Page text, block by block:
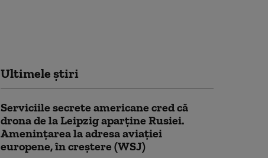
Ultimele știri
Serviciile secrete americane cred că
drona de la Leipzig aparține Rusiei.
Amenințarea la adresa aviației
europene, în creștere (WSJ)